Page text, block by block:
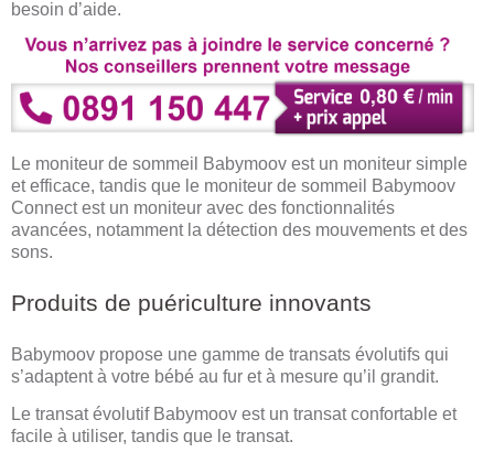
besoin d’aide.
Le moniteur de sommeil Babymoov est un moniteur simple
et efficace, tandis que le moniteur de sommeil Babymoov
Connect est un moniteur avec des fonctionnalités
avancées, notamment la détection des mouvements et des
sons.
Produits de puériculture innovants
Babymoov propose une gamme de transats évolutifs qui
s’adaptent à votre bébé au fur et à mesure qu’il grandit.
Le transat évolutif Babymoov est un transat confortable et
facile à utiliser, tandis que le transat.